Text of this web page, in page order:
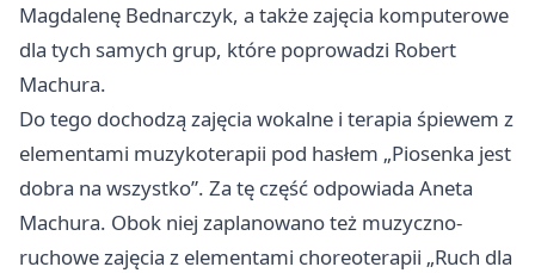
Magdalenę Bednarczyk, a także zajęcia komputerowe
dla tych samych grup, które poprowadzi Robert
Machura.
Do tego dochodzą zajęcia wokalne i terapia śpiewem z
elementami muzykoterapii pod hasłem „Piosenka jest
dobra na wszystko”. Za tę część odpowiada Aneta
Machura. Obok niej zaplanowano też muzyczno-
ruchowe zajęcia z elementami choreoterapii „Ruch dla